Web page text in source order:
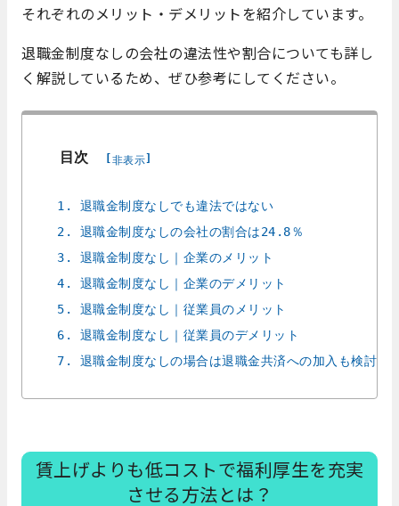
それぞれのメリット・デメリットを紹介しています。
退職金制度なしの会社の違法性や割合についても詳し
く解説しているため、ぜひ参考にしてください。
目次 非表示
1. 退職金制度なしでも違法ではない
2. 退職金制度なしの会社の割合は24.8％
3. 退職金制度なし｜企業のメリット
4. 退職金制度なし｜企業のデメリット
5. 退職金制度なし｜従業員のメリット
6. 退職金制度なし｜従業員のデメリット
7. 退職金制度なしの場合は退職金共済への加入も検討
賃上げよりも低コストで福利厚生を充実
させる方法とは？